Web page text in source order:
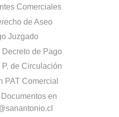
Comerciales
de Aseo
Juzgado
de Pago
de Circulación
PAT Comercial
en